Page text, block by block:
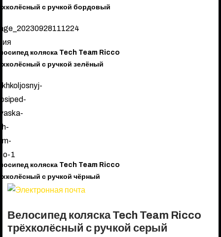
с ручкой бордовый
коляска Tech Team Ricco
с ручкой зелёный
коляска Tech Team Ricco
с ручкой чёрный
Велосипед коляска Tech Team Ricco
трёхколёсный с ручкой серый